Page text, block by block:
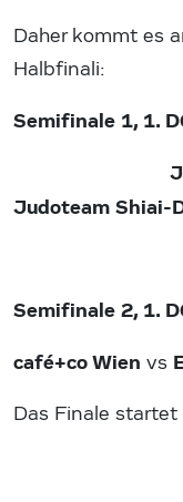
Daher kommt es
Halbfinali:
Semifinale 1, 1.
JC
Judoteam Shiai-
Semifinale 2, 1.
café+co Wien vs
Das Finale